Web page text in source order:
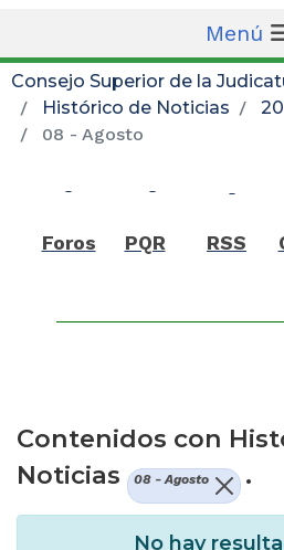
Menú
Consejo Superior de la
Histórico de Noticias
08 - Agosto
Foros PQR RSS
Contenidos con
Noticias
08 - Agosto .
No hay